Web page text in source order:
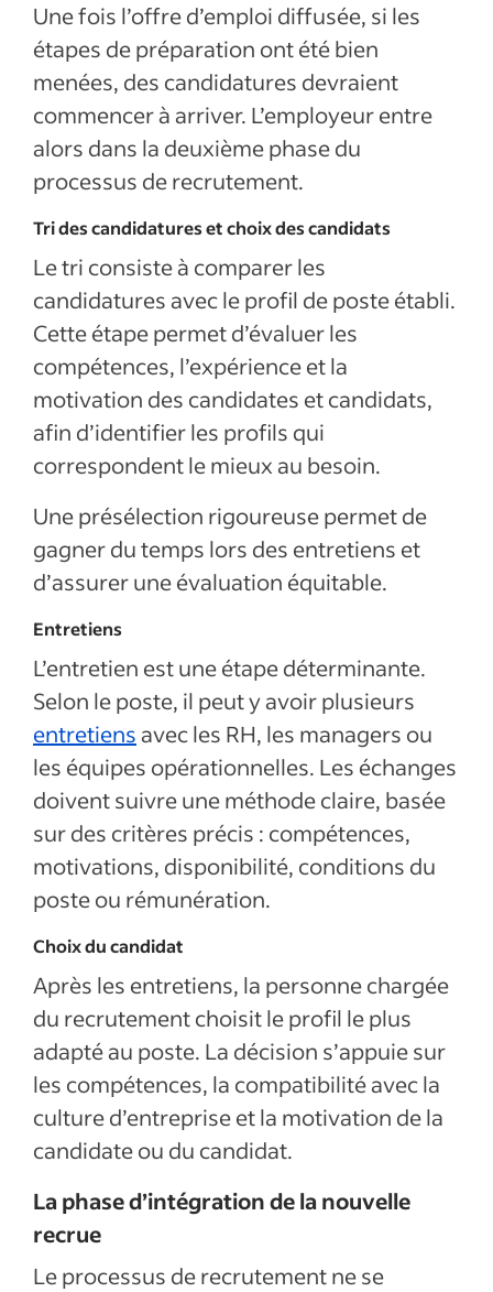
Une fois l’offre d’emploi diffusée, si les
étapes de préparation ont été bien
menées, des candidatures devraient
commencer à arriver. L’employeur entre
alors dans la deuxième phase du
processus de recrutement.
Tri des candidatures et choix des candidats
Le tri consiste à comparer les
candidatures avec le profil de poste établi.
Cette étape permet d’évaluer les
compétences, l’expérience et la
motivation des candidates et candidats,
afin d’identifier les profils qui
correspondent le mieux au besoin.
Une présélection rigoureuse permet de
gagner du temps lors des entretiens et
d’assurer une évaluation équitable.
Entretiens
L’entretien est une étape déterminante.
Selon le poste, il peut y avoir plusieurs
entretiens avec les RH, les managers ou
les équipes opérationnelles. Les échanges
doivent suivre une méthode claire, basée
sur des critères précis : compétences,
motivations, disponibilité, conditions du
poste ou rémunération.
Choix du candidat
Après les entretiens, la personne chargée
du recrutement choisit le profil le plus
adapté au poste. La décision s’appuie sur
les compétences, la compatibilité avec la
culture d’entreprise et la motivation de la
candidate ou du candidat.
La phase d’intégration de la nouvelle
recrue
Le processus de recrutement ne se